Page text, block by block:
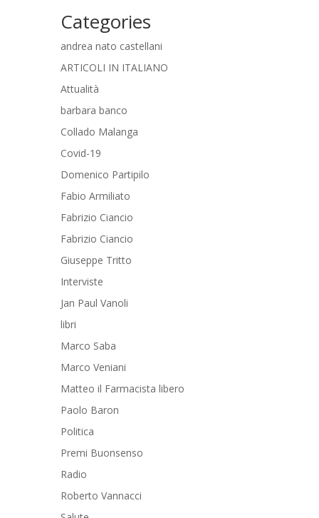
Categories
andrea nato castellani
ARTICOLI IN ITALIANO
Attualità
barbara banco
Collado Malanga
Covid-19
Domenico Partipilo
Fabio Armiliato
Fabrizio Ciancio
Fabrizio Ciancio
Giuseppe Tritto
Interviste
Jan Paul Vanoli
libri
Marco Saba
Marco Veniani
Matteo il Farmacista libero
Paolo Baron
Politica
Premi Buonsenso
Radio
Roberto Vannacci